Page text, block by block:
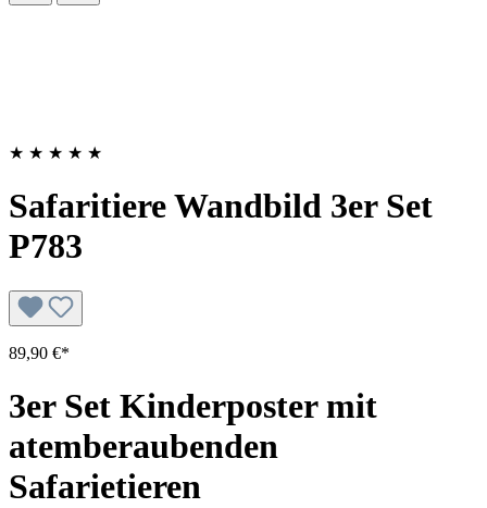
★ ★ ★ ★ ★
Safaritiere Wandbild 3er Set
P783
89,90 €*
3er Set Kinderposter mit
atemberaubenden
Safarietieren